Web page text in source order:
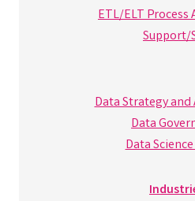
ETL/ELT
Support/
Data Strategy
Data
Data